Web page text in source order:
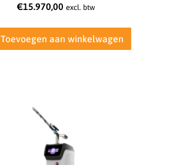
€15.970,00 excl. btw
Toevoegen aan winkelwagen